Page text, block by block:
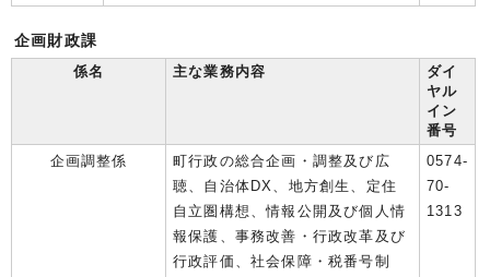
企画財政課
係名
主な業務内容
ダイ
ヤル
イン
番号
企画調整係
町行政の総合企画・調整及び広
聴、自治体DX、地方創生、定住
自立圏構想、情報公開及び個人情
報保護、事務改善・行政改革及び
行政評価、社会保障・税番号制
0574-
70-
1313